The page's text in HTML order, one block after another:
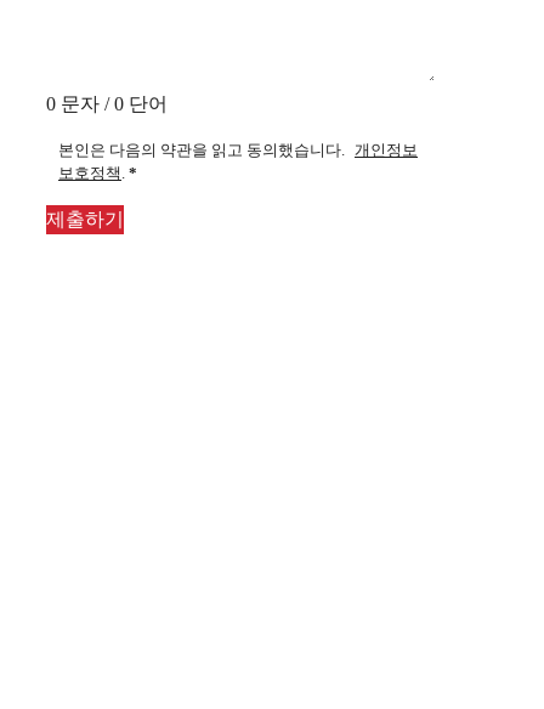
본인은 다음의 약관을 읽고 동의했습니다.
보호정책.